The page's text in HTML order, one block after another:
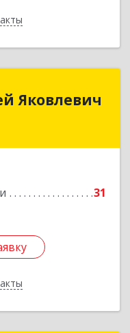
Яковлевич
31
Яковлевич
Благовещенск, ул.